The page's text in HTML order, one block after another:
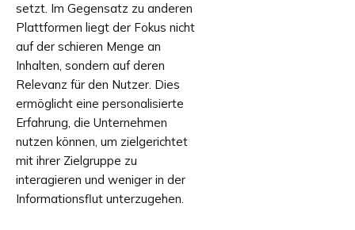
setzt. Im Gegensatz zu anderen
Plattformen liegt der Fokus nicht
auf der schieren Menge an
Inhalten, sondern auf deren
Relevanz für den Nutzer. Dies
ermöglicht eine personalisierte
Erfahrung, die Unternehmen
nutzen können, um zielgerichtet
mit ihrer Zielgruppe zu
interagieren und weniger in der
Informationsflut unterzugehen.